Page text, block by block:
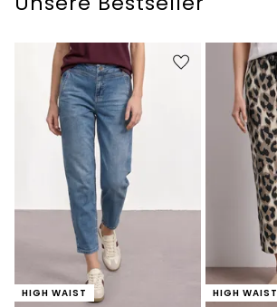
HIGH WAIST HIGH WAIST